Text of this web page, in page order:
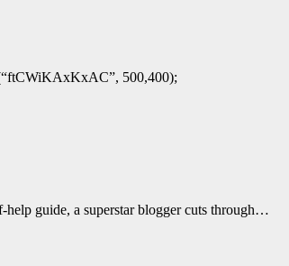
500,400);
guide, a superstar blogger cuts through…